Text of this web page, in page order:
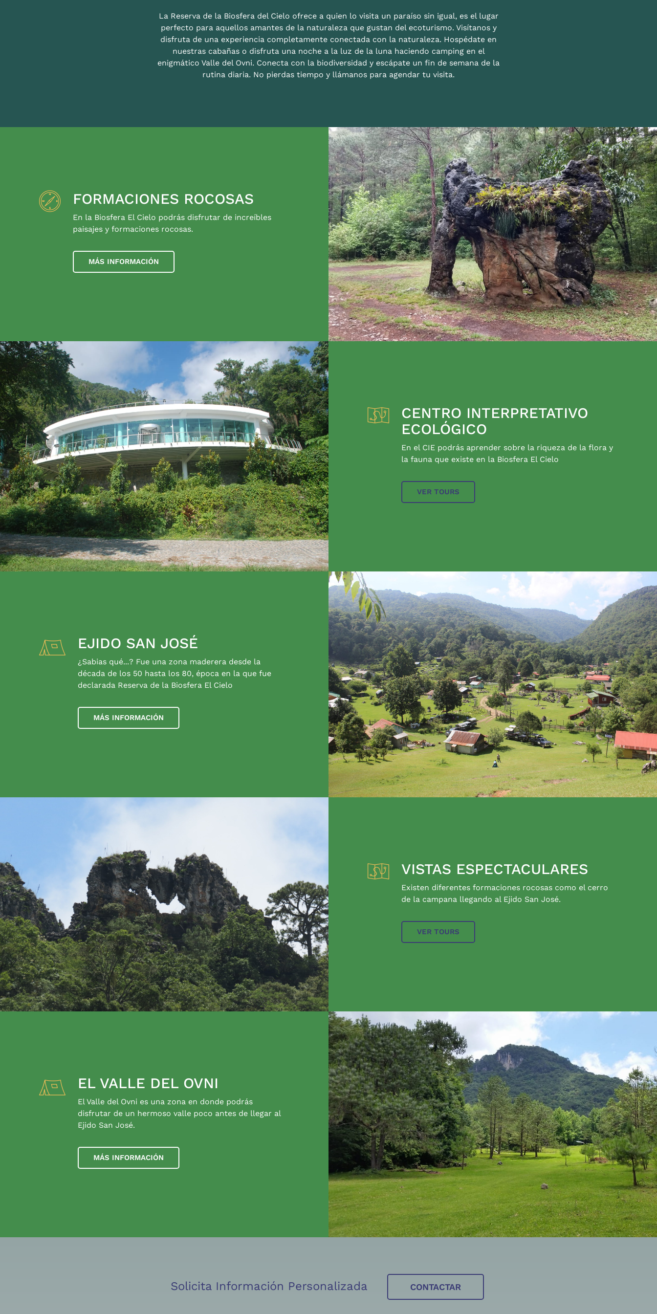
La Reserva de la Biosfera del Cielo ofrece a quien lo visita un paraíso sin igual, es el lugar
perfecto para aquellos amantes de la naturaleza que gustan del ecoturismo. Visítanos y
disfruta de una experiencia completamente conectada con la naturaleza. Hospédate en
nuestras cabañas o disfruta una noche a la luz de la luna haciendo camping en el
enigmático Valle del Ovni. Conecta con la biodiversidad y escápate un fin de semana de la
rutina diaria. No pierdas tiempo y llámanos para agendar tu visita.
FORMACIONES ROCOSAS
En la Biosfera El Cielo podrás disfrutar de increíbles
paisajes y formaciones rocosas.
MÁS INFORMACIÓN
CENTRO INTERPRETATIVO
ECOLÓGICO
En el CIE podrás aprender sobre la riqueza de la flora y
la fauna que existe en la Biosfera El Cielo
VER TOURS
EJIDO SAN JOSÉ
¿Sabias qué...? Fue una zona maderera desde la
década de los 50 hasta los 80, época en la que fue
declarada Reserva de la Biosfera El Cielo
MÁS INFORMACIÓN
VISTAS ESPECTACULARES
Existen diferentes formaciones rocosas como el cerro
de la campana llegando al Ejido San José.
VER TOURS
EL VALLE DEL OVNI
El Valle del Ovni es una zona en donde podrás
disfrutar de un hermoso valle poco antes de llegar al
Ejido San José.
MÁS INFORMACIÓN
Solicita Información Personalizada CONTACTAR